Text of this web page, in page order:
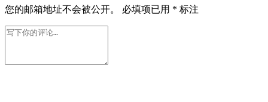
您的邮箱地址不会被公开。 必填项已用 * 标注